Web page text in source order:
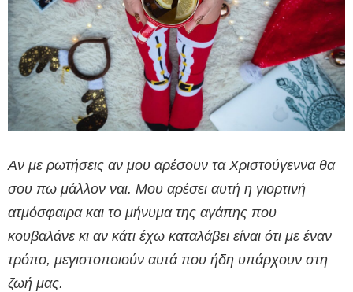
Αν με ρωτήσεις αν μου αρέσουν τα Χριστούγεννα θα
σου πω μάλλον ναι. Μου αρέσει αυτή η γιορτινή
ατμόσφαιρα και το μήνυμα της αγάπης που
κουβαλάνε κι αν κάτι έχω καταλάβει είναι ότι με έναν
τρόπο, μεγιστοποιούν αυτά που ήδη υπάρχουν στη
ζωή μας.